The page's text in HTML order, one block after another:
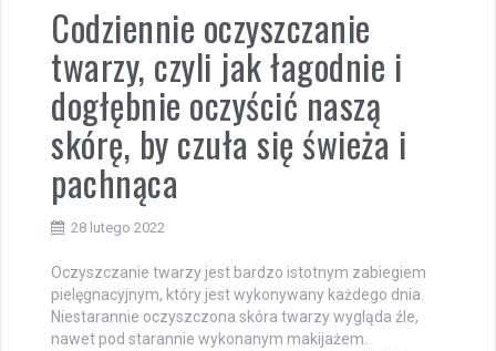
Codziennie oczyszczanie
twarzy, czyli jak łagodnie i
dogłębnie oczyścić naszą
skórę, by czuła się świeża i
pachnąca
28 lutego 2022
Oczyszczanie twarzy jest bardzo istotnym zabiegiem
pielęgnacyjnym, który jest wykonywany każdego dnia.
Niestarannie oczyszczona skóra twarzy wygląda źle,
nawet pod starannie wykonanym makijażem.